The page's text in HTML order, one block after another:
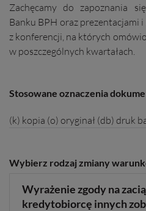
Zachęcamy do zapoznania
Banku BPH oraz
z konferencji, na których
w poszczególnych kwartałach.
Stosowane oznaczenia
(k) kopia (o) oryginał (db) druk
Wybierz rodzaj zmiany
Wyrażenie zgody na
kredytobiorcę innych